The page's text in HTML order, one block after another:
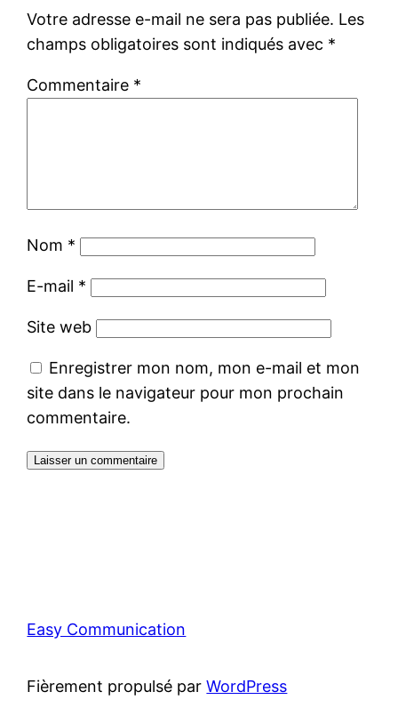
Votre adresse e-mail ne sera pas publiée. Les
champs obligatoires sont indiqués avec *
Commentaire *
Nom *
E-mail *
Site web
Enregistrer mon nom, mon e-mail et mon
site dans le navigateur pour mon prochain
commentaire.
Easy Communication
Fièrement propulsé parWordPress